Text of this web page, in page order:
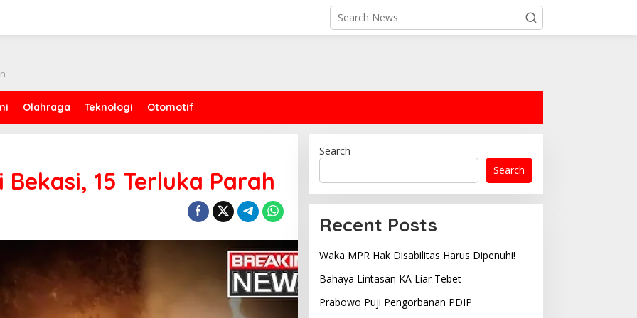
Olahraga Teknologi Otomotif
15 Terluka Parah
Search
Search
Recent Posts
Waka MPR Hak Disabilitas Harus Dipenuhi!
Bahaya Lintasan KA Liar Tebet
Prabowo Puji Pengorbanan PDIP